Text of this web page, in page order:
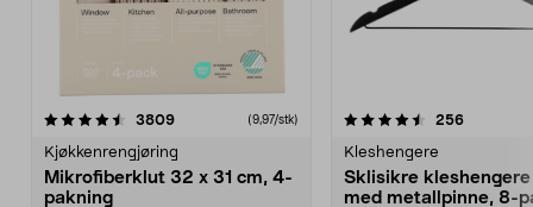
3809anmeldelser(9,97/stk)
Kjøkkenrengjøring
Mikrofiberklut 32 x 31 cm, 4-
pakning
4.5av 5 stjerner 256
Kleshengere
Sklisikre
med metallpinne, 8-
4.5av 5 stjerner